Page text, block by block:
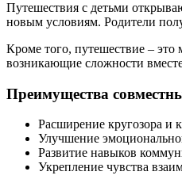
Путешествия с детьми
новым условиям. Родители
Кроме того, путешествие –
возникающие сложности
Преимущества
Расширение кругозора и
Улучшение
Развитие навыков
Укрепление чувства